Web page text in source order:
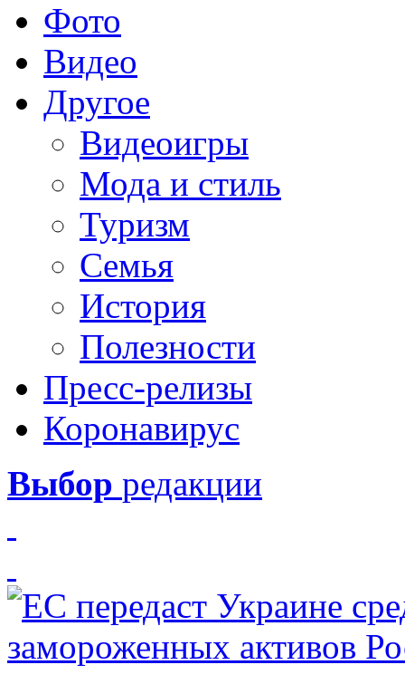
Фото
Видео
Другое
Видеоигры
Мода и стиль
Туризм
Семья
История
Полезности
Пресс-релизы
Коронавирус
Выбор редакции